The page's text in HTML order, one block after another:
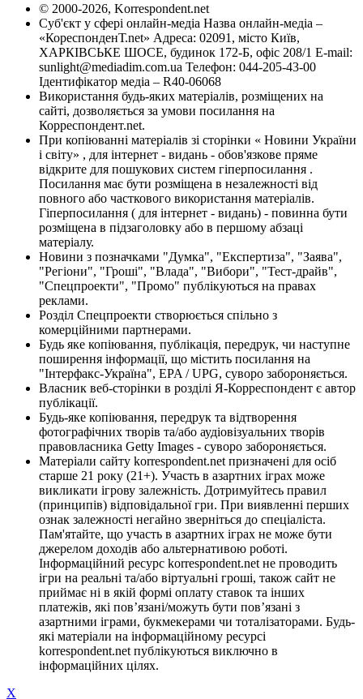
© 2000-2026, Korrespondent.net
Суб'єкт у сфері онлайн-медіа Назва онлайн-медіа –
«КореспонденТ.net» Адреса: 02091, місто Київ,
ХАРКІВСЬКЕ ШОСЕ, будинок 172-Б, офіс 208/1 E-mail:
sunlight@mediadim.com.ua Телефон: 044-205-43-00
Ідентифікатор медіа – R40-06068
Використання будь-яких матеріалів, розміщених на
сайті, дозволяється за умови посилання на
Корреспондент.net.
При копіюванні матеріалів зі сторінки « Новини України
і світу» , для інтернет - видань - обов'язкове пряме
відкрите для пошукових систем гіперпосилання .
Посилання має бути розміщена в незалежності від
повного або часткового використання матеріалів.
Гіперпосилання ( для інтернет - видань) - повинна бути
розміщена в підзаголовку або в першому абзаці
матеріалу.
Новини з позначками "Думка", "Експертиза", "Заява",
"Регіони", "Гроші", "Влада", "Вибори", "Тест-драйв",
"Спецпроекти", "Промо" публікуються на правах
реклами.
Розділ Спецпроекти створюється спільно з
комерційними партнерами.
Будь яке копіювання, публікація, передрук, чи наступне
поширення інформації, що містить посилання на
"Інтерфакс-Україна", EPA / UPG, суворо забороняється.
Власник веб-сторінки в розділі Я-Корреспондент є автор
публікації.
Будь-яке копіювання, передрук та відтворення
фотографічних творів та/або аудіовізуальних творів
правовласника Getty Images - суворо забороняється.
Матеріали сайту korrespondent.net призначені для осіб
старше 21 року (21+). Участь в азартних іграх може
викликати ігрову залежність. Дотримуйтесь правил
(принципів) відповідальної гри. При виявленні перших
ознак залежності негайно зверніться до спеціаліста.
Пам'ятайте, що участь в азартних іграх не може бути
джерелом доходів або альтернативою роботі.
Інформаційний ресурс korrespondent.net не проводить
ігри на реальні та/або віртуальні гроші, також сайт не
приймає ні в якій формі оплату ставок та інших
платежів, які пов’язані/можуть бути пов’язані з
азартними іграми, букмекерами чи тоталізаторами. Будь-
які матеріали на інформаційному ресурсі
korrespondent.net публікуються виключно в
інформаційних цілях.
X